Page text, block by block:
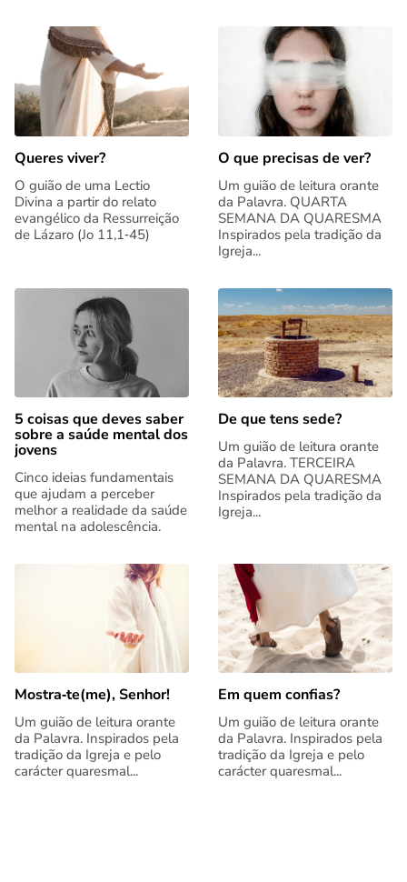
Queres viver?
O guião de uma Lectio
Divina a partir do relato
evangélico da Ressurreição
de Lázaro (Jo 11,1‑45)
O que precisas de ver?
Um guião de leitura orante
da Palavra. QUARTA
SEMANA DA QUARESMA
Inspirados pela tradição da
Igreja...
5 coisas que deves saber
sobre a saúde mental dos
jovens
Cinco ideias fundamentais
que ajudam a perceber
melhor a realidade da saúde
mental na adolescência.
De que tens sede?
Um guião de leitura orante
da Palavra. TERCEIRA
SEMANA DA QUARESMA
Inspirados pela tradição da
Igreja...
Mostra‑te(me), Senhor!
Um guião de leitura orante
da Palavra. Inspirados pela
tradição da Igreja e pelo
carácter quaresmal...
Em quem confias?
Um guião de leitura orante
da Palavra. Inspirados pela
tradição da Igreja e pelo
carácter quaresmal...